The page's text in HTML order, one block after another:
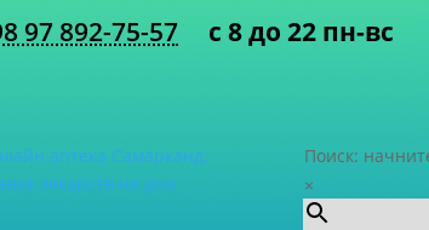
97 892-75-57 с 8 до 22 пн-вс
Поиск:
×